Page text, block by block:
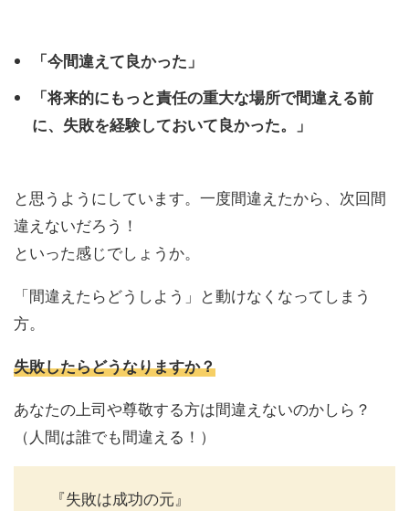
「今間違えて良かった」
「将来的にもっと責任の重大な場所で間違える前
に、失敗を経験しておいて良かった。」
と思うようにしています。一度間違えたから、次回間
違えないだろう！
といった感じでしょうか。
「間違えたらどうしよう」と動けなくなってしまう
方。
失敗したらどうなりますか？
あなたの上司や尊敬する方は間違えないのかしら？
（人間は誰でも間違える！）
『失敗は成功の元』